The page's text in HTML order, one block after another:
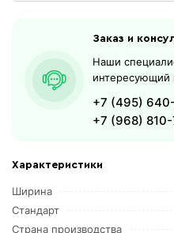
Характеристики
Ширина
Стандарт
Страна производства
Заказ и
Наши
интересующий
+7 (495)
+7 (968)